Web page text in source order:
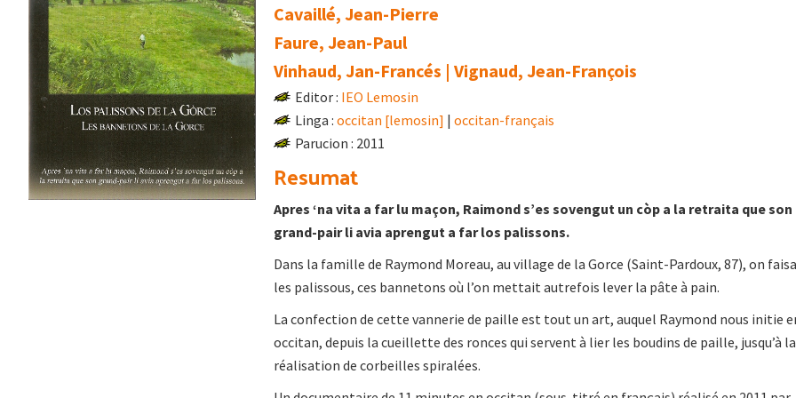
Cavaillé, Jean-Pierre
Faure, Jean-Paul
Vinhaud, Jan-Francés | Vignaud, Jean-François
Editor : IEO Lemosin
Linga : occitan [lemosin] | occitan-français
Parucion : 2011
Resumat
Apres ‘na vita a far lu maçon, Raimond s’es sovengut un còp a la retraita que son
grand-pair li avia aprengut a far los palissons.
Dans la famille de Raymond Moreau, au village de la Gorce (Saint-Pardoux, 87), on
les palissous, ces bannetons où l’on mettait autrefois lever la pâte à pain.
La confection de cette vannerie de paille est tout un art, auquel Raymond nous initie
occitan, depuis la cueillette des ronces qui servent à lier les boudins de paille, jusqu’à la
réalisation de corbeilles spiralées.